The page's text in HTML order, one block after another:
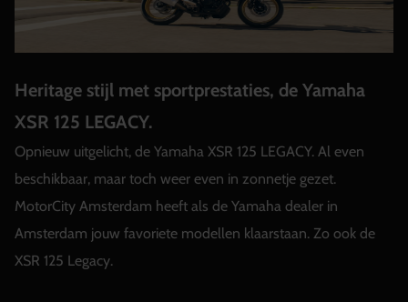
Heritage stijl met sportprestaties, de Yamaha
XSR 125 LEGACY.
Opnieuw uitgelicht, de Yamaha XSR 125 LEGACY. Al even
beschikbaar, maar toch weer even in zonnetje gezet.
MotorCity Amsterdam heeft als de Yamaha dealer in
Amsterdam jouw favoriete modellen klaarstaan. Zo ook de
XSR 125 Legacy.